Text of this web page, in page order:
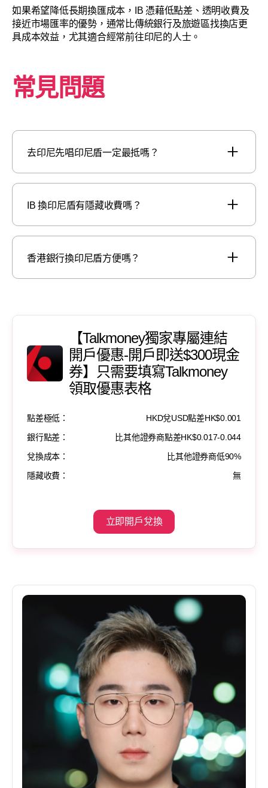
如果希望降低長期換匯成本，IB 憑藉低點差、透明收費及
接近市場匯率的優勢，通常比傳統銀行及旅遊區找換店更
具成本效益，尤其適合經常前往印尼的人士。
常見問題
去印尼先唱印尼盾一定最抵嗎？
IB 換印尼盾有隱藏收費嗎？
香港銀行換印尼盾方便嗎？
【Talkmoney獨家專屬連結
開戶優惠-開戶即送$300現金
券】只需要填寫Talkmoney
領取優惠表格
點差極低：
HKD兌USD點差HK$0.001
銀行點差：
比其他證券商點差HK$0.017-0.044
兌換成本：
比其他證券商低90%
隱藏收費：
無
立即開戶兌換